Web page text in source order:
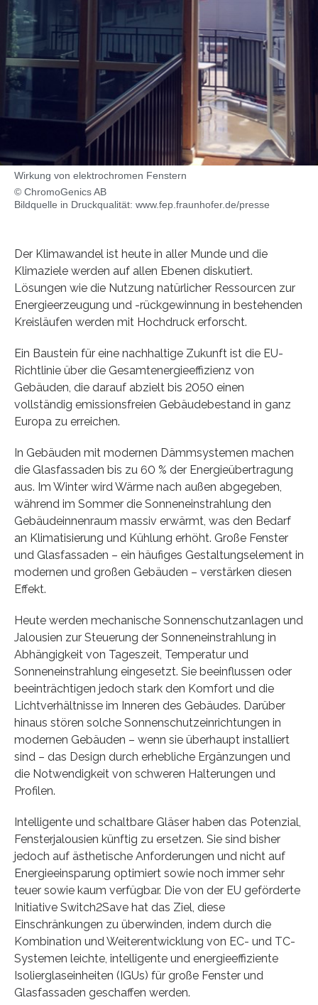
Wirkung von elektrochromen Fenstern
© ChromoGenics AB
Bildquelle in Druckqualität: www.fep.fraunhofer.de/presse
Der Klimawandel ist heute in aller Munde und die
Klimaziele werden auf allen Ebenen diskutiert.
Lösungen wie die Nutzung natürlicher Ressourcen zur
Energieerzeugung und -rückgewinnung in bestehenden
Kreisläufen werden mit Hochdruck erforscht.
Ein Baustein für eine nachhaltige Zukunft ist die EU-
Richtlinie über die Gesamtenergieeffizienz von
Gebäuden, die darauf abzielt bis 2050 einen
vollständig emissionsfreien Gebäudebestand in ganz
Europa zu erreichen.
In Gebäuden mit modernen Dämmsystemen machen
die Glasfassaden bis zu 60 % der Energieübertragung
aus. Im Winter wird Wärme nach außen abgegeben,
während im Sommer die Sonneneinstrahlung den
Gebäudeinnenraum massiv erwärmt, was den Bedarf
an Klimatisierung und Kühlung erhöht. Große Fenster
und Glasfassaden – ein häufiges Gestaltungselement in
modernen und großen Gebäuden – verstärken diesen
Effekt.
Heute werden mechanische Sonnenschutzanlagen und
Jalousien zur Steuerung der Sonneneinstrahlung in
Abhängigkeit von Tageszeit, Temperatur und
Sonneneinstrahlung eingesetzt. Sie beeinflussen oder
beeinträchtigen jedoch stark den Komfort und die
Lichtverhältnisse im Inneren des Gebäudes. Darüber
hinaus stören solche Sonnenschutzeinrichtungen in
modernen Gebäuden – wenn sie überhaupt installiert
sind – das Design durch erhebliche Ergänzungen und
die Notwendigkeit von schweren Halterungen und
Profilen.
Intelligente und schaltbare Gläser haben das Potenzial,
Fensterjalousien künftig zu ersetzen. Sie sind bisher
jedoch auf ästhetische Anforderungen und nicht auf
Energieeinsparung optimiert sowie noch immer sehr
teuer sowie kaum verfügbar. Die von der EU geförderte
Initiative Switch2Save hat das Ziel, diese
Einschränkungen zu überwinden, indem durch die
Kombination und Weiterentwicklung von EC- und TC-
Systemen leichte, intelligente und energieeffiziente
Isolierglaseinheiten (IGUs) für große Fenster und
Glasfassaden geschaffen werden.